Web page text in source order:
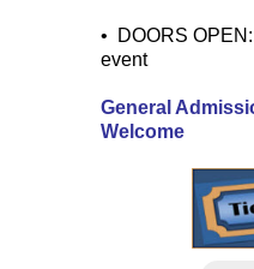
• DOORS
event
General
Welcome